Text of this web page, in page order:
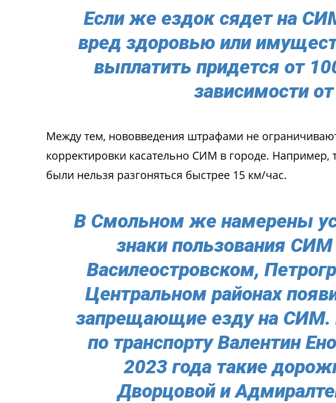
Если же ездок сядет на
вред здоровью или
выплатить придется от
зависимости
Между тем, нововведения штрафами не
корректировки касательно СИМ в городе. Например,
были нельзя разгоняться быстрее 15 км/час.
В Смольном же намерены
знaки пользования
Василеостровском,
Центральном районах
запрещающие езду на СИМ.
по транспорту Валентин
2023 года такие
Дворцовой и